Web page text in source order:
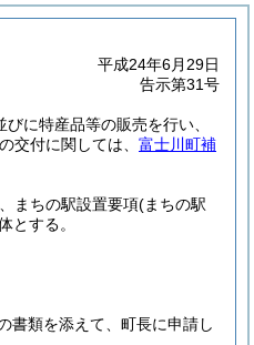
平成24年6月29日
告示第31号
に特産品等の販売を行い、
交付に関しては、 富士川町補
まちの駅設置要項(まちの駅
とする。
書類を添えて、町長に申請し